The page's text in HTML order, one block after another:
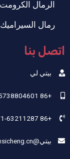
الرمال الكرومت
رمال السيراميك
اتصل بنا
بيتي لي
+86 15738804601
+86 371-63211287
بيتي@hnsicheng.cn